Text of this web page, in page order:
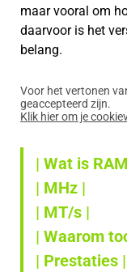
maar vooral om
daarvoor is het
belang.
Voor het vertonen
geaccepteerd zijn.
Klik hier om je
| Wat is
| MHz |
| MT/s |
| Waarom
| Prestaties |